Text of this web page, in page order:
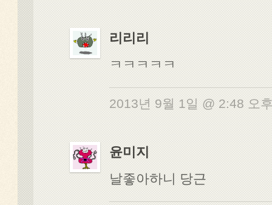
리리리
ㅋㅋㅋㅋㅋ
2013년 9월 1일 @ 2:48 오
윤미지
날좋아하니 당근